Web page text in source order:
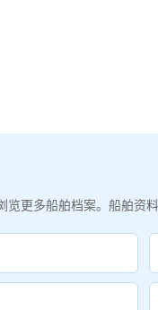
览更多船舶档案。船舶资